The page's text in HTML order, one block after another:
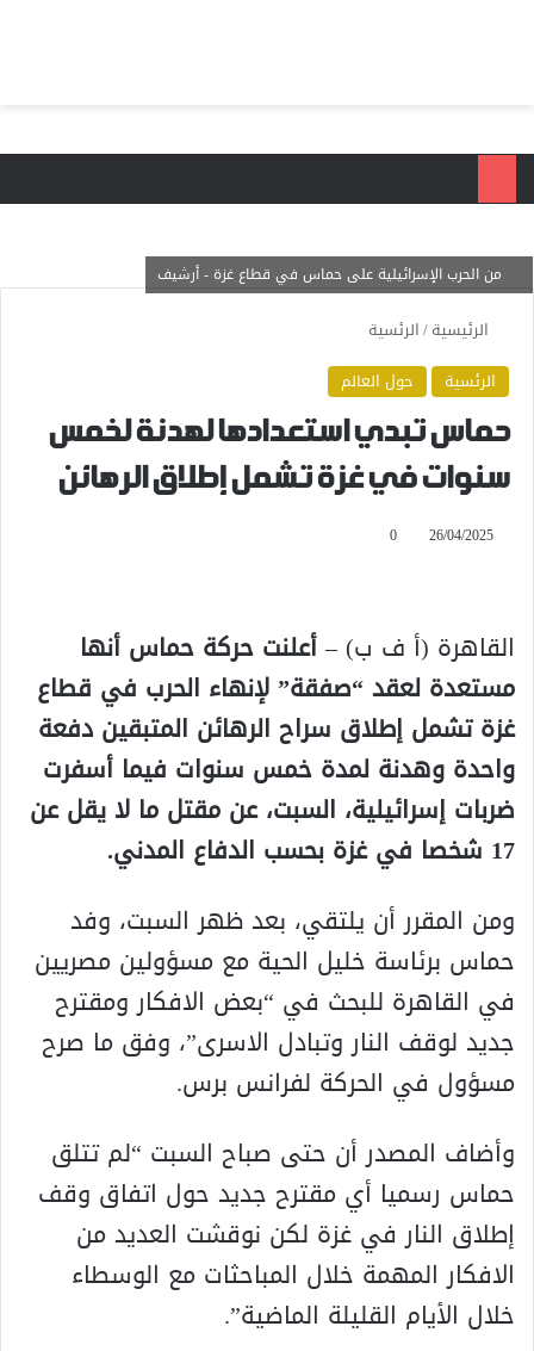
من الحرب الإسرائيلية على حماس في قطاع غزة - أرشيف
الرئيسية/الرئسية
الرئسية
حول العالم
حماس تبدي استعدادها لهدنة لخمس
سنوات في غزة تشمل إطلاق الرهائن
26/04/2025
0
القاهرة (أ ف ب) –أعلنت حركة حماس أنها
مستعدة لعقد “صفقة” لإنهاء الحرب في قطاع
غزة تشمل إطلاق سراح الرهائن المتبقين دفعة
واحدة وهدنة لمدة خمس سنوات فيما أسفرت
ضربات إسرائيلية، السبت، عن مقتل ما لا يقل عن
17 شخصا في غزة بحسب الدفاع المدني.
ومن المقرر أن يلتقي، بعد ظهر السبت، وفد
حماس برئاسة خليل الحية مع مسؤولين مصريين
في القاهرة للبحث في “بعض الافكار ومقترح
جديد لوقف النار وتبادل الاسرى”، وفق ما صرح
مسؤول في الحركة لفرانس برس.
وأضاف المصدر أن حتى صباح السبت “لم تتلق
حماس رسميا أي مقترح جديد حول اتفاق وقف
إطلاق النار في غزة لكن نوقشت العديد من
الافكار المهمة خلال المباحثات مع الوسطاء
خلال الأيام القليلة الماضية”.